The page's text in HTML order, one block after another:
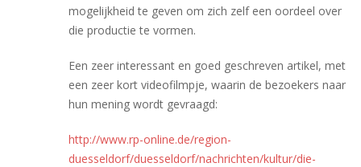
mogelijkheid te geven om zich zelf een oordeel over
die productie te vormen.
Een zeer interessant en goed geschreven artikel, met
een zeer kort videofilmpje, waarin de bezoekers naar
hun mening wordt gevraagd:
http://www.rp-online.de/region-
duesseldorf/duesseldorf/nachrichten/kultur/die-